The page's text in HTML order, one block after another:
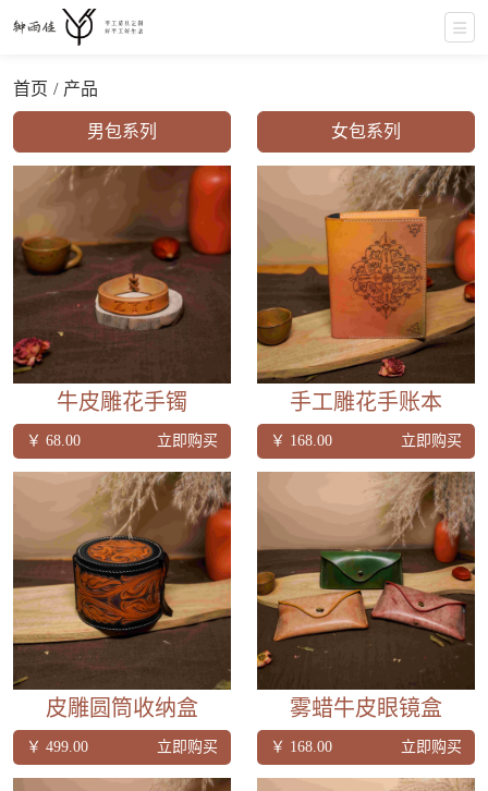
首页 产品
男包系列 女包系列
牛皮雕花手镯
￥ 68.00 立即购买
手工雕花手账本
￥ 168.00 立即购买
皮雕圆筒收纳盒
￥ 499.00 立即购买
雾蜡牛皮眼镜盒
￥ 168.00 立即购买